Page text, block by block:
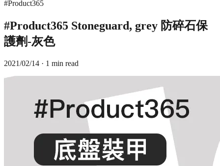
#Product365
#Product365 Stoneguard, grey 防碎石保
護劑-灰色
2021/02/14 · 1 min read